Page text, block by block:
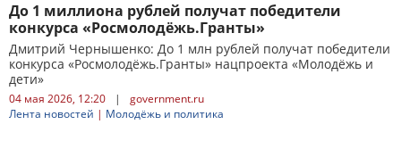
До 1 миллиона рублей получат победители
конкурса «Росмолодёжь.Гранты»
Дмитрий Чернышенко: До 1 млн рублей получат победители
конкурса «Росмолодёжь.Гранты» нацпроекта «Молодёжь и
дети»
04 мая 2026, 12:20 |
government.ru
Лента новостей | Молодёжь и политика